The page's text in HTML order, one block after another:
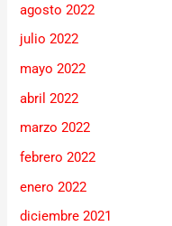
agosto 2022
julio 2022
mayo 2022
abril 2022
marzo 2022
febrero 2022
enero 2022
diciembre 2021